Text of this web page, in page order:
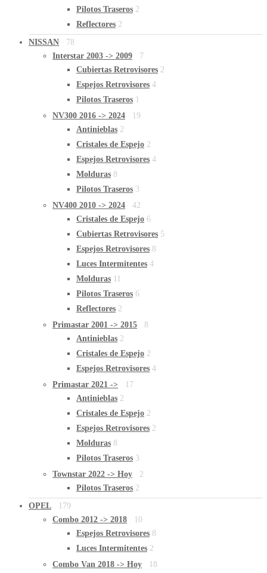
Pilotos Traseros 2
Reflectores 2
NISSAN
78
Interstar 2003 -> 2009
7
Cubiertas Retrovisores 2
Espejos Retrovisores 4
Pilotos Traseros 1
NV300 2016 -> 2024
19
Antinieblas 2
Cristales de Espejo 2
Espejos Retrovisores 4
Molduras 8
Pilotos Traseros 3
NV400 2010 -> 2024
42
Cristales de Espejo 6
Cubiertas Retrovisores 5
Espejos Retrovisores 8
Luces Intermitentes 4
Molduras 11
Pilotos Traseros 6
Reflectores 2
Primastar 2001 -> 2015
8
Antinieblas 2
Cristales de Espejo 2
Espejos Retrovisores 4
Primastar 2021 ->
17
Antinieblas 2
Cristales de Espejo 2
Espejos Retrovisores 2
Molduras 8
Pilotos Traseros 3
Townstar 2022 -> Hoy
2
Pilotos Traseros 2
OPEL
179
Combo 2012 -> 2018
10
Espejos Retrovisores 8
Luces Intermitentes 2
Combo Van 2018 -> Hoy
18